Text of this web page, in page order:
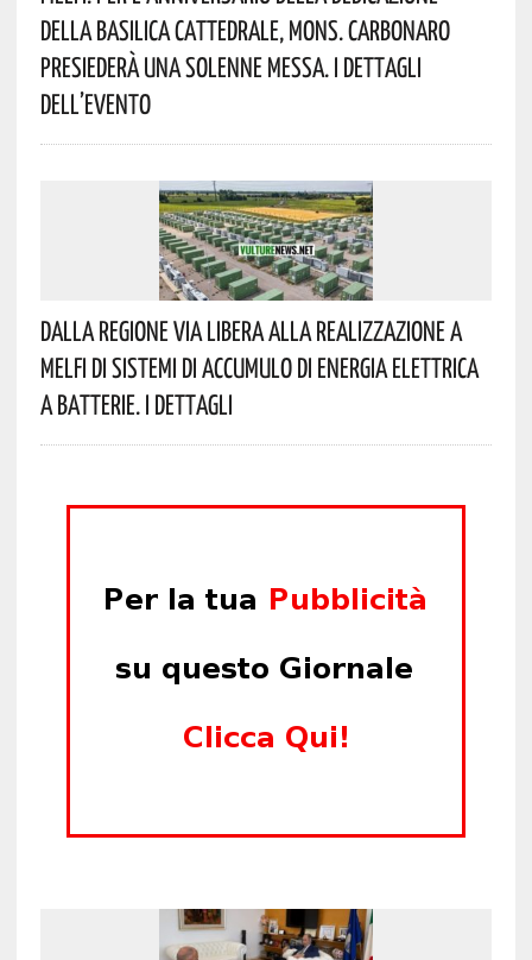
Della Basilica Cattedrale, Mons. Carbonaro
Presiederà Una Solenne Messa. I Dettagli
Dell’evento
Dalla Regione Via Libera Alla Realizzazione A
Melfi Di Sistemi Di Accumulo Di Energia Elettrica
A Batterie. I Dettagli